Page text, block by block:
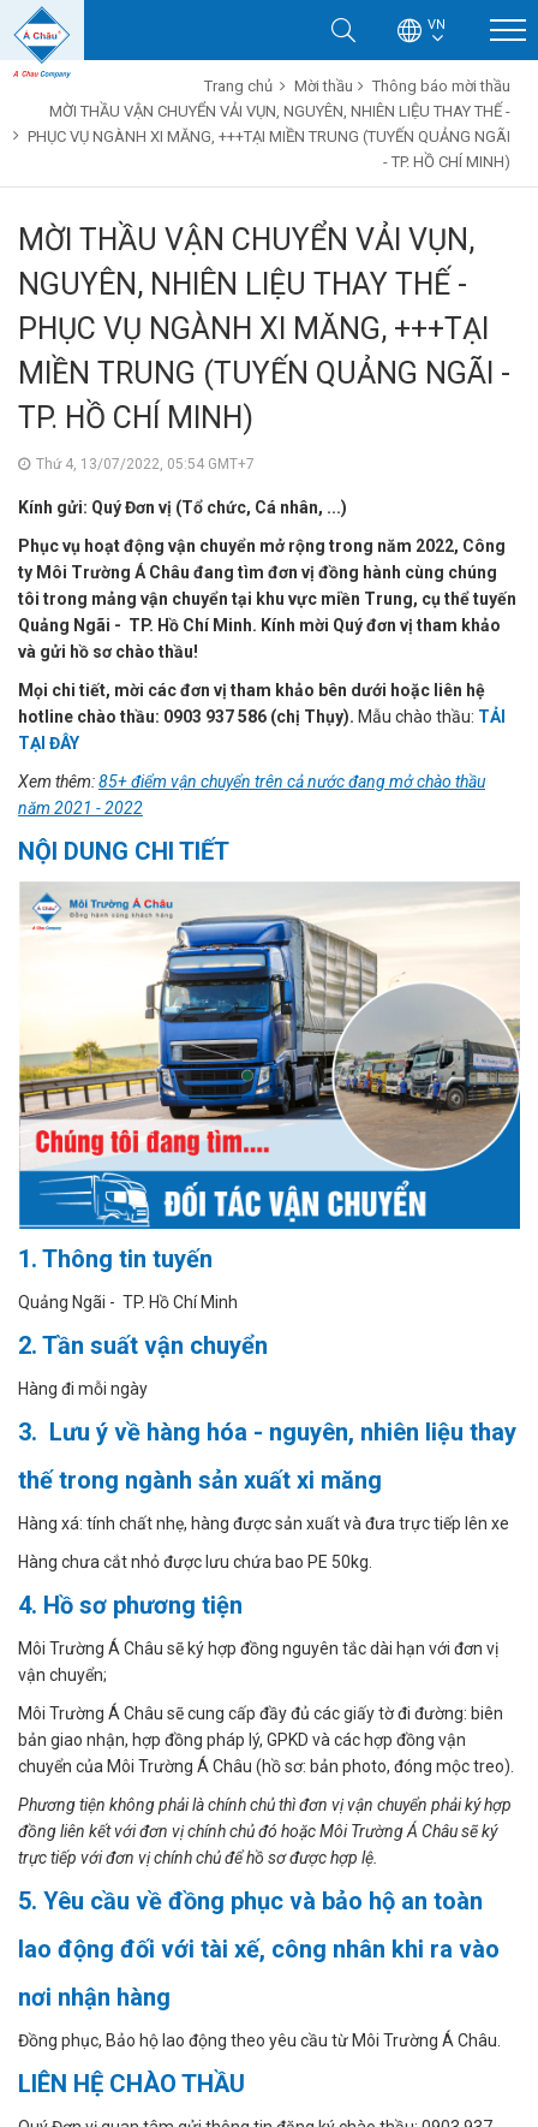
VN
Trang chủ Mời thầu
Thông báo mời thầu
MỜI THẦU VẬN CHUYỂN VẢI VỤN, NGUYÊN, NHIÊN LIỆU THAY THẾ -
PHỤC VỤ NGÀNH XI MĂNG, +++TẠI MIỀN TRUNG (TUYẾN QUẢNG NGÃI
- TP. HỒ CHÍ MINH)
MỜI THẦU VẬN CHUYỂN VẢI VỤN,
NGUYÊN, NHIÊN LIỆU THAY THẾ -
PHỤC VỤ NGÀNH XI MĂNG, +++TẠI
MIỀN TRUNG (TUYẾN QUẢNG NGÃI -
TP. HỒ CHÍ MINH)
Thứ 4, 13/07/2022, 05:54 GMT+7
Kính gửi: Quý Đơn vị (Tổ chức, Cá nhân, ...)
Phục vụ hoạt động vận chuyển mở rộng trong năm 2022, Công
ty Môi Trường Á Châu đang tìm đơn vị đồng hành cùng chúng
tôi trong mảng vận chuyển tại khu vực miền Trung, cụ thể tuyến
Quảng Ngãi - TP. Hồ Chí Minh. Kính mời Quý đơn vị tham khảo
và gửi hồ sơ chào thầu!
Mọi chi tiết, mời các đơn vị tham khảo bên dưới hoặc liên hệ
hotline chào thầu: 0903 937 586 (chị Thụy). Mẫu chào thầu: TẢI
TẠI ĐÂY
Xem thêm:85+ điểm vận chuyển trên cả nước đang mở chào thầu
năm 2021 - 2022
NỘI DUNG CHI TIẾT
1. Thông tin tuyến
Quảng Ngãi - TP. Hồ Chí Minh
2. Tần suất vận chuyển
Hàng đi mỗi ngày
3. Lưu ý về hàng hóa - nguyên, nhiên liệu thay
thế trong ngành sản xuất xi măng
Hàng xá: tính chất nhẹ, hàng được sản xuất và đưa trực tiếp lên xe
Hàng chưa cắt nhỏ được lưu chứa bao PE 50kg.
4. Hồ sơ phương tiện
Môi Trường Á Châu sẽ ký hợp đồng nguyên tắc dài hạn với đơn vị
vận chuyển;
Môi Trường Á Châu sẽ cung cấp đầy đủ các giấy tờ đi đường: biên
bản giao nhận, hợp đồng pháp lý, GPKD và các hợp đồng vận
chuyển của Môi Trường Á Châu (hồ sơ: bản photo, đóng mộc treo).
Phương tiện không phải là chính chủ thì đơn vị vận chuyển phải ký hợp
đồng liên kết với đơn vị chính chủ đó hoặc Môi Trường Á Châu sẽ ký
trực tiếp với đơn vị chính chủ để hồ sơ được hợp lệ.
5. Yêu cầu về đồng phục và bảo hộ an toàn
lao động đối với tài xế, công nhân khi ra vào
nơi nhận hàng
Đồng phục, Bảo hộ lao động theo yêu cầu từ Môi Trường Á Châu.
LIÊN HỆ CHÀO THẦU